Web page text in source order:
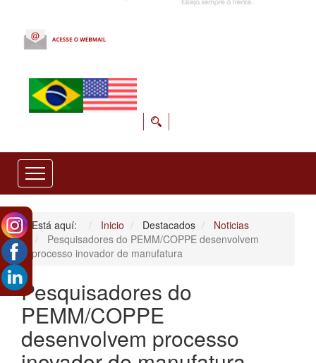
Está aquí: Inicio Destacados
Noticias
Pesquisadores do PEMM/COPPE desenvolvem
processo inovador de manufatura
Pesquisadores do
PEMM/COPPE
desenvolvem processo